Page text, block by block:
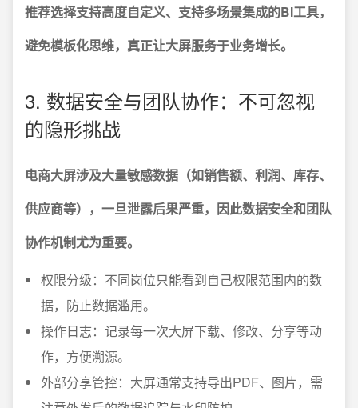
推荐选择支持高度自定义、支持多场景集成的BI工具，
避免模板化思维，真正让大屏服务于业务增长。
3. 数据安全与团队协作：不可忽视
的隐形挑战
电商大屏涉及大量敏感数据（如销售额、利润、库存、
供应商等），一旦泄露后果严重，因此数据安全和团队
协作机制尤为重要。
权限分级：不同岗位只能看到自己权限范围内的数
据，防止数据滥用。
操作日志：记录每一次大屏下载、修改、分享等动
作，方便溯源。
外部分享管控：大屏通常支持导出PDF、图片，需